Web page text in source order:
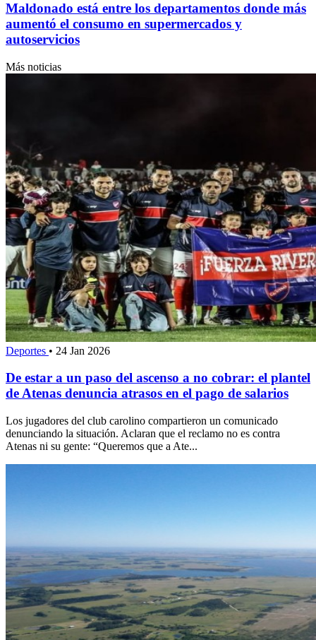
Maldonado está entre los departamentos donde más
aumentó el consumo en supermercados y
autoservicios
Más noticias
Deportes • 24 Jan 2026
De estar a un paso del ascenso a no cobrar: el plantel
de Atenas denuncia atrasos en el pago de salarios
Los jugadores del club carolino compartieron un comunicado
denunciando la situación. Aclaran que el reclamo no es contra
Atenas ni su gente: “Queremos que a Ate...